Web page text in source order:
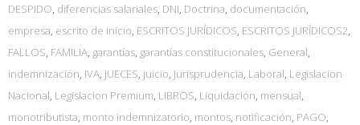
DESPIDO, diferencias salariales, DNI, Doctrina, documentación,
empresa, escrito de inicio, ESCRITOS JURÍDICOS, ESCRITOS JURÍDICOS2,
FALLOS, FAMILIA, garantías, garantías constitucionales, General,
indemnización, IVA, JUECES, juicio, Jurisprudencia, Laboral, Legislacion
Nacional, Legislacion Premium, LIBROS, Liquidación, mensual,
monotributista, monto indemnizatorio, montos, notificación, PAGO,